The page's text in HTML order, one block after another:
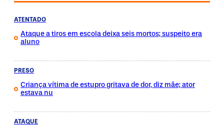
ATENTADO
Ataque a tiros em escola deixa seis mortos; suspeito era
aluno
PRESO
Criança vítima de estupro gritava de dor, diz mãe; ator
estava nu
ATAQUE